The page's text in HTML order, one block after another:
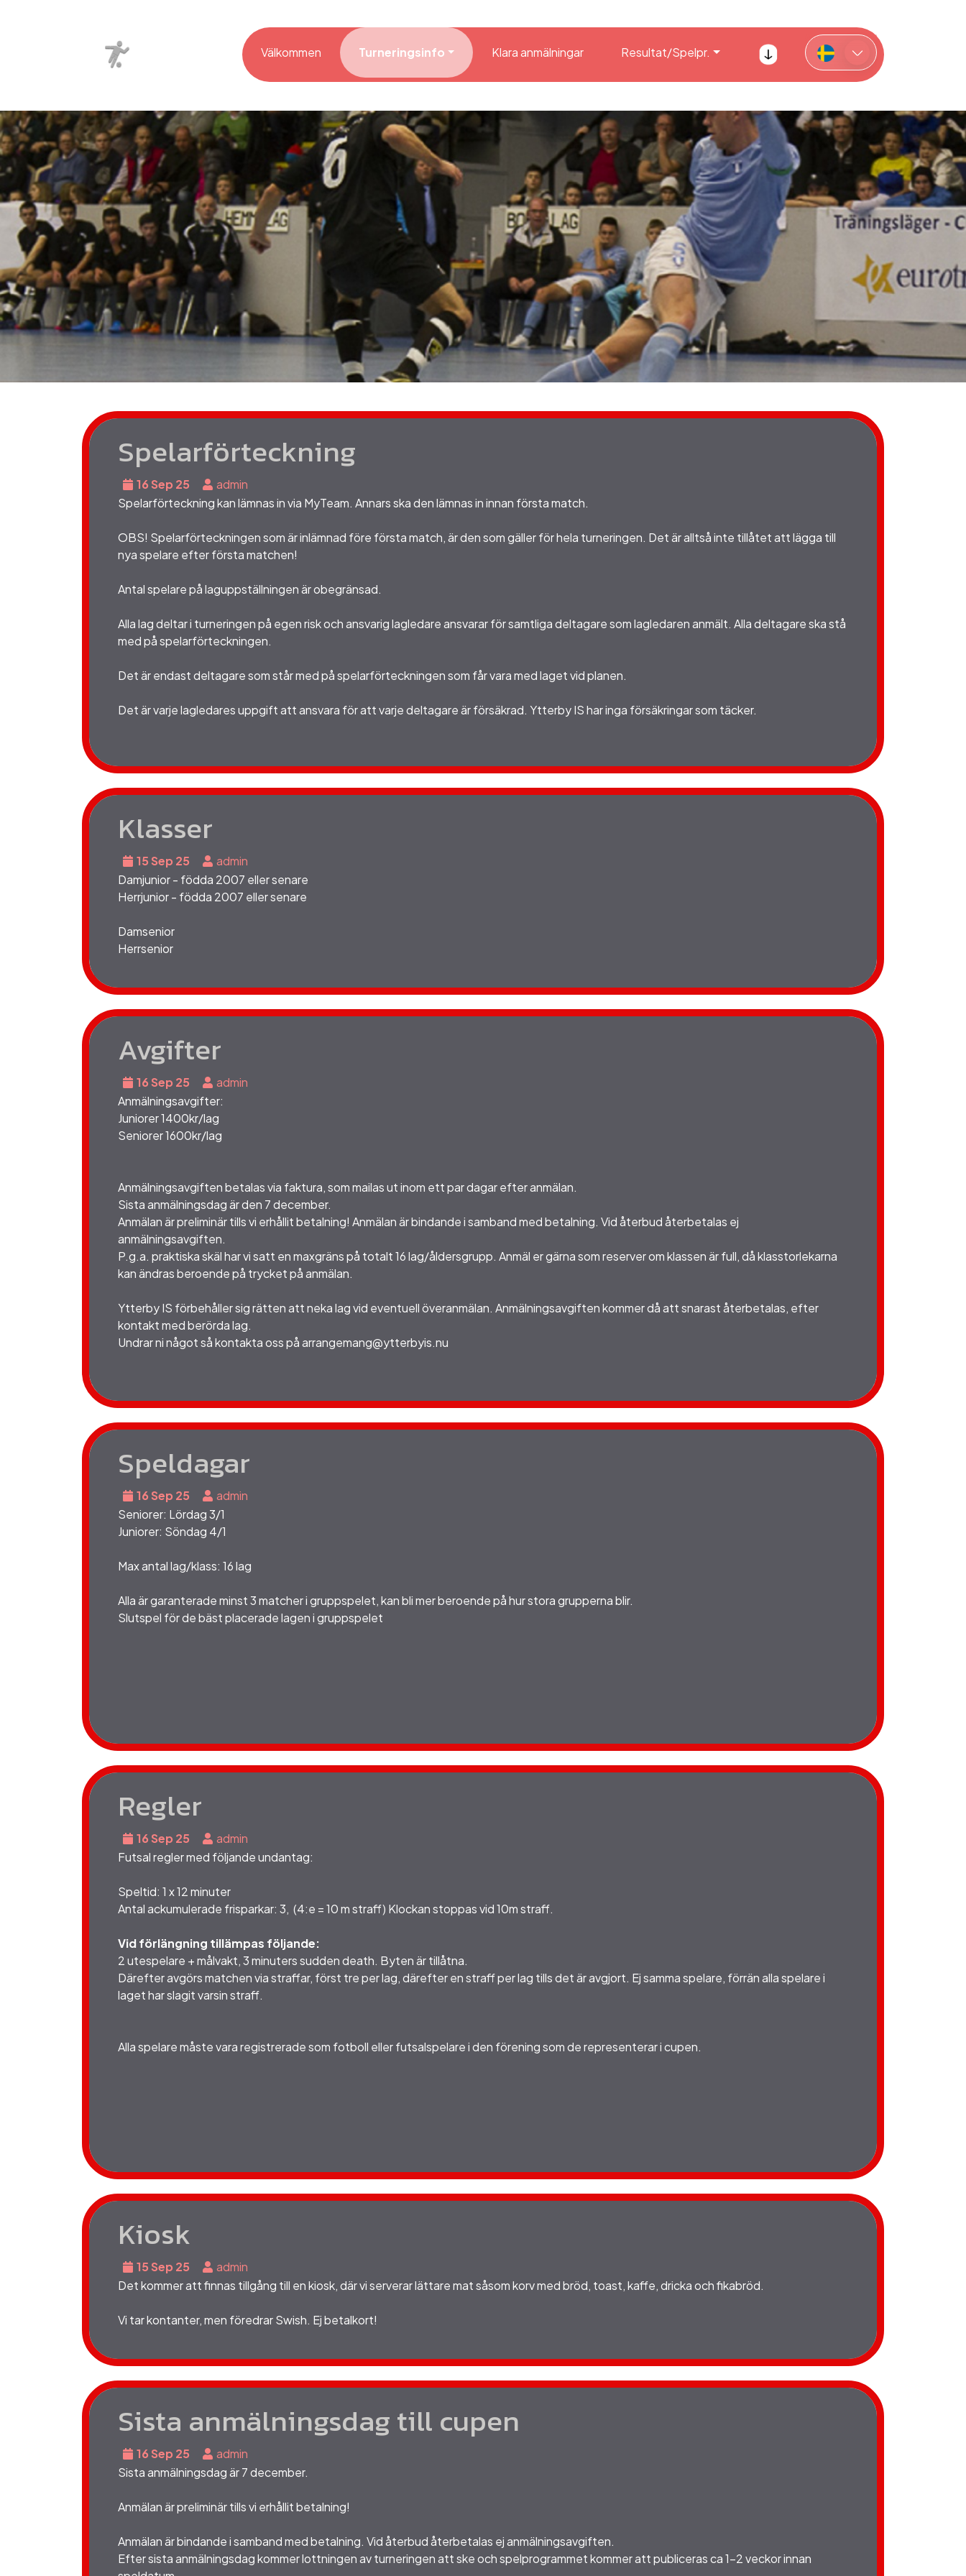
Välkommen Turneringsinfo Klara anmälningar Resultat/Spelpr.
Spelarförteckning
16 Sep 25
admin
Spelarförteckning kan lämnas in via MyTeam. Annars ska den lämnas in innan första match.
OBS! Spelarförteckningen som är inlämnad före första match, är den som gäller för hela turneringen. Det är alltså inte tillåtet att lägga till
nya spelare efter första matchen!
Antal spelare på laguppställningen är obegränsad.
Alla lag deltar i turneringen på egen risk och ansvarig lagledare ansvarar för samtliga deltagare som lagledaren anmält. Alla deltagare ska stå
med på spelarförteckningen.
Det är endast deltagare som står med på spelarförteckningen som får vara med laget vid planen.
Det är varje lagledares uppgift att ansvara för att varje deltagare är försäkrad. Ytterby IS har inga försäkringar som täcker.
Klasser
15 Sep 25
admin
Damjunior - födda 2007 eller senare
Herrjunior - födda 2007 eller senare
Damsenior
Herrsenior
Avgifter
16 Sep 25
admin
Anmälningsavgifter:
Juniorer 1400kr/lag
Seniorer 1600kr/lag
Anmälningsavgiften betalas via faktura, som mailas ut inom ett par dagar efter anmälan.
Sista anmälningsdag är den 7 december.
Anmälan är preliminär tillsvi erhållit betalning! Anmälan är bindande i samband med betalning. Vid återbud återbetalas ej
anmälningsavgiften.
P.g.a. praktiska skäl har vi satt en maxgräns på totalt 16 lag/åldersgrupp. Anmäl er gärna som reserver om klassen är full, då klasstorlekarna
kan ändras beroende på trycket på anmälan.
Ytterby IS förbehåller sig rätten att neka lag vid eventuell överanmälan. Anmälningsavgiften kommer då att snarast återbetalas, efter
kontakt med berörda lag.
Undrar ni något så kontakta oss på arrangemang@ytterbyis.nu
Speldagar
16 Sep 25
admin
Seniorer: Lördag 3/1
Juniorer: Söndag 4/1
Max antal lag/klass: 16 lag
Alla är garanterade minst 3 matcher i gruppspelet, kan bli mer beroende på hur stora grupperna blir.
Slutspel för de bäst placerade lagen i gruppspelet
Regler
16 Sep 25
admin
Futsal regler med följande undantag:
Speltid: 1 x 12 minuter
Antal ackumulerade frisparkar: 3, (4:e = 10 m straff) Klockan stoppas vid 10m straff.
Vid förlängning tillämpas följande:
2 utespelare + målvakt, 3 minuters sudden death. Byten är tillåtna.
Därefter avgörs matchen via straffar, först tre per lag, därefter en straff per lag tills det är avgjort. Ej samma spelare, förrän alla spelare i
laget har slagit varsin straff.
Alla spelare måste vara registrerade som fotboll eller futsalspelare i den förening som de representerar i cupen.
Kiosk
15 Sep 25
admin
Det kommer att finnas tillgång till en kiosk, där vi serverar lättare mat såsom korv med bröd, toast, kaffe, dricka och fikabröd.
Vi tar kontanter, men föredrar Swish. Ej betalkort!
Sista anmälningsdag till cupen
16 Sep 25
admin
Sista anmälningsdag är 7 december.
Anmälan är preliminär tillsvi erhållit betalning!
Anmälan är bindande i samband med betalning. Vid återbud återbetalas ej anmälningsavgiften.
Efter sista anmälningsdag kommer lottningen av turneringen att ske och spelprogrammet kommer att publiceras ca 1-2 veckor innan